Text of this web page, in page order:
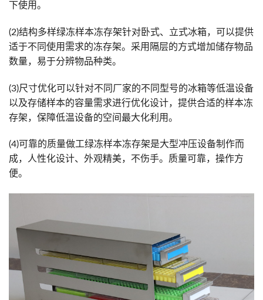
下使用。
(2)结构多样绿冻样本冻存架针对卧式、立式冰箱，可以提供
适于不同使用需求的冻存架。采用隔层的方式增加储存物品
数量，易于分辨物品种类。
(3)尺寸优化可以针对不同厂家的不同型号的冰箱等低温设备
以及存储样本的容量需求进行优化设计，提供合适的样本冻
存架，保障低温设备的空间最大化利用。
(4)可靠的质量做工绿冻样本冻存架是大型冲压设备制作而
成，人性化设计、外观精美，不伤手。质量可靠，操作方
便。